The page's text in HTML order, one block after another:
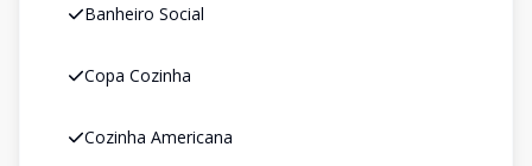
Banheiro Social
Copa Cozinha
Cozinha Americana